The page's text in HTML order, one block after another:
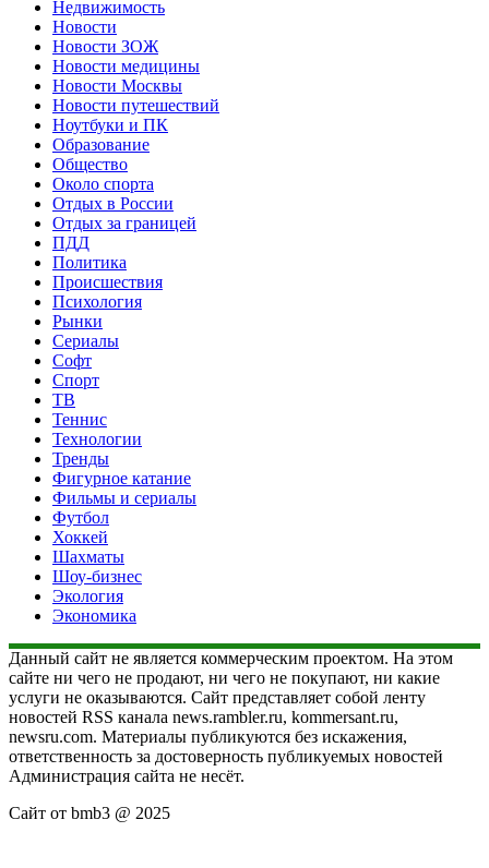
Недвижимость
Новости
Новости ЗОЖ
Новости медицины
Новости Москвы
Новости путешествий
Ноутбуки и ПК
Образование
Общество
Около спорта
Отдых в России
Отдых за границей
ПДД
Политика
Происшествия
Психология
Рынки
Сериалы
Софт
Спорт
ТВ
Теннис
Технологии
Тренды
Фигурное катание
Фильмы и сериалы
Футбол
Хоккей
Шахматы
Шоу-бизнес
Экология
Экономика
Данный сайт не является коммерческим проектом. На этом
сайте ни чего не продают, ни чего не покупают, ни какие
услуги не оказываются. Сайт представляет собой ленту
новостей RSS канала news.rambler.ru, kommersant.ru,
newsru.com. Материалы публикуются без искажения,
ответственность за достоверность публикуемых новостей
Администрация сайта не несёт.
Сайт от bmb3 @ 2025